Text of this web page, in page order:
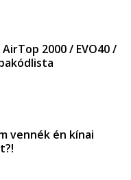
2000 / EVO40 /
vennék én kínai